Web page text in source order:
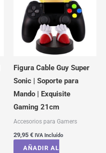
Figura Cable Guy Super
Sonic | Soporte para
Mando | Exquisite
Gaming 21cm
Accesorios para Gamers
29,95 € IVA Incluído
AÑADIR AL